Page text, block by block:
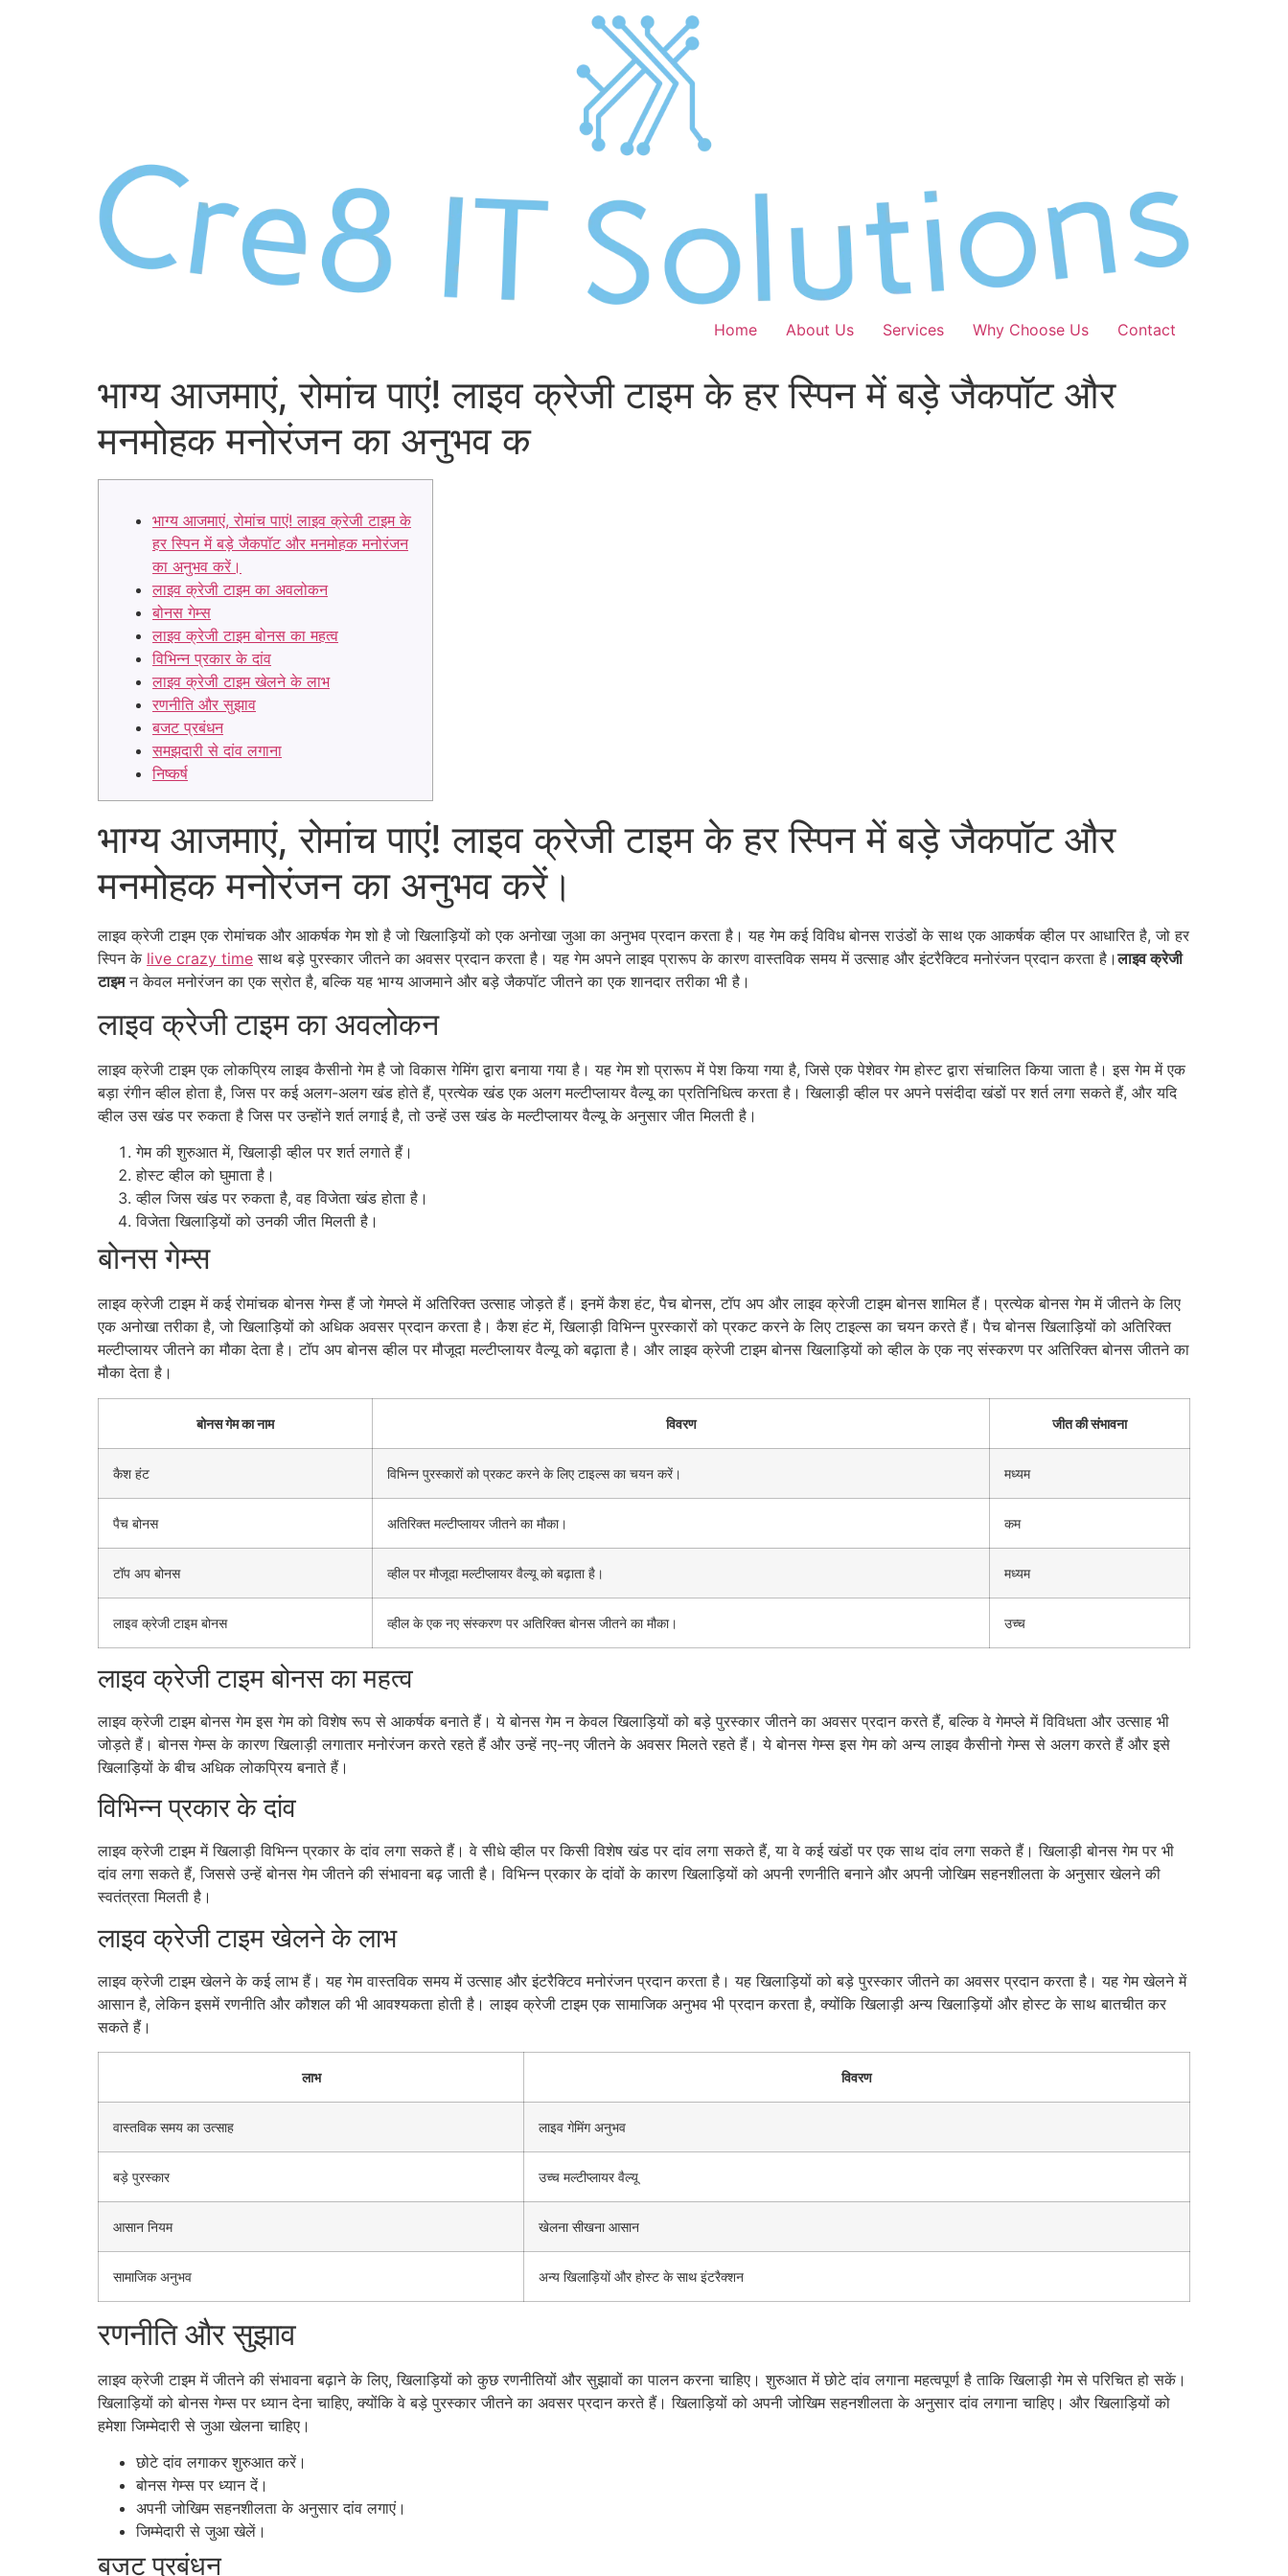
Home About Us Services Why Choose Us Contact
भाग्य आजमाएं, रोमांच पाएं! लाइव क्रेजी टाइम के हर स्पिन में बड़े जैकपॉट और
मनमोहक मनोरंजन का अनुभव क
भाग्य आजमाएं, रोमांच पाएं! लाइव क्रेजी टाइम के
हर स्पिन में बड़े जैकपॉट और मनमोहक मनोरंजन
का अनुभव करें।
लाइव क्रेजी टाइम का अवलोकन
बोनस गेम्स
लाइव क्रेजी टाइम बोनस का महत्व
विभिन्न प्रकार के दांव
लाइव क्रेजी टाइम खेलने के लाभ
रणनीति और सुझाव
बजट प्रबंधन
समझदारी से दांव लगाना
निष्कर्ष
भाग्य आजमाएं, रोमांच पाएं! लाइव क्रेजी टाइम के हर स्पिन में बड़े जैकपॉट और
मनमोहक मनोरंजन का अनुभव करें।
लाइव क्रेजी टाइम एक रोमांचक और आकर्षक गेम शो है जो खिलाड़ियों को एक अनोखा जुआ का अनुभव प्रदान करता है। यह गेम कई विविध बोनस राउंडों के साथ एक आकर्षक व्हील पर आधारित है, जो हर
स्पिन के live crazy time साथ बड़े पुरस्कार जीतने का अवसर प्रदान करता है। यह गेम अपने लाइव प्रारूप के कारण वास्तविक समय में उत्साह और इंटरैक्टिव मनोरंजन प्रदान करता है।लाइव क्रेजी
टाइमन केवल मनोरंजन का एक स्रोत है, बल्कि यह भाग्य आजमाने और बड़े जैकपॉट जीतने का एक शानदार तरीका भी है।
लाइव क्रेजी टाइम का अवलोकन
लाइव क्रेजी टाइम एक लोकप्रिय लाइव कैसीनो गेम है जो विकास गेमिंग द्वारा बनाया गया है। यह गेम शो प्रारूप में पेश किया गया है, जिसे एक पेशेवर गेम होस्ट द्वारा संचालित किया जाता है। इस गेम में एक
बड़ा रंगीन व्हील होता है, जिस पर कई अलग-अलग खंड होते हैं, प्रत्येक खंड एक अलग मल्टीप्लायर वैल्यू का प्रतिनिधित्व करता है। खिलाड़ी व्हील पर अपने पसंदीदा खंडों पर शर्त लगा सकते हैं, और यदि
व्हील उस खंड पर रुकता है जिस पर उन्होंने शर्त लगाई है, तो उन्हें उस खंड के मल्टीप्लायर वैल्यू के अनुसार जीत मिलती है।
गेम की शुरुआत में, खिलाड़ी व्हील पर शर्त लगाते हैं।
होस्ट व्हील को घुमाता है।
व्हील जिस खंड पर रुकता है, वह विजेता खंड होता है।
विजेता खिलाड़ियों को उनकी जीत मिलती है।
बोनस गेम्स
लाइव क्रेजी टाइम में कई रोमांचक बोनस गेम्स हैं जो गेमप्ले में अतिरिक्त उत्साह जोड़ते हैं। इनमें कैश हंट, पैच बोनस, टॉप अप और लाइव क्रेजी टाइम बोनस शामिल हैं। प्रत्येक बोनस गेम में जीतने के लिए
एक अनोखा तरीका है, जो खिलाड़ियों को अधिक अवसर प्रदान करता है। कैश हंट में, खिलाड़ी विभिन्न पुरस्कारों को प्रकट करने के लिए टाइल्स का चयन करते हैं। पैच बोनस खिलाड़ियों को अतिरिक्त
मल्टीप्लायर जीतने का मौका देता है। टॉप अप बोनस व्हील पर मौजूदा मल्टीप्लायर वैल्यू को बढ़ाता है। और लाइव क्रेजी टाइम बोनस खिलाड़ियों को व्हील के एक नए संस्करण पर अतिरिक्त बोनस जीतने का
मौका देता है।
बोनस गेम का नाम विवरण जीत की संभावना
कैश हंट विभिन्न पुरस्कारों को प्रकट करने के लिए टाइल्स का चयन करें। मध्यम
पैच बोनस अतिरिक्त मल्टीप्लायर जीतने का मौका। कम
टॉप अप बोनस व्हील पर मौजूदा मल्टीप्लायर वैल्यू को बढ़ाता है। मध्यम
लाइव क्रेजी टाइम बोनस व्हील के एक नए संस्करण पर अतिरिक्त बोनस जीतने का मौका। उच्च
लाइव क्रेजी टाइम बोनस का महत्व
लाइव क्रेजी टाइम बोनस गेम इस गेम को विशेष रूप से आकर्षक बनाते हैं। ये बोनस गेम न केवल खिलाड़ियों को बड़े पुरस्कार जीतने का अवसर प्रदान करते हैं, बल्कि वे गेमप्ले में विविधता और उत्साह भी
जोड़ते हैं। बोनस गेम्स के कारण खिलाड़ी लगातार मनोरंजन करते रहते हैं और उन्हें नए-नए जीतने के अवसर मिलते रहते हैं। ये बोनस गेम्स इस गेम को अन्य लाइव कैसीनो गेम्स से अलग करते हैं और इसे
खिलाड़ियों के बीच अधिक लोकप्रिय बनाते हैं।
विभिन्न प्रकार के दांव
लाइव क्रेजी टाइम में खिलाड़ी विभिन्न प्रकार के दांव लगा सकते हैं। वे सीधे व्हील पर किसी विशेष खंड पर दांव लगा सकते हैं, या वे कई खंडों पर एक साथ दांव लगा सकते हैं। खिलाड़ी बोनस गेम पर भी
दांव लगा सकते हैं, जिससे उन्हें बोनस गेम जीतने की संभावना बढ़ जाती है। विभिन्न प्रकार के दांवों के कारण खिलाड़ियों को अपनी रणनीति बनाने और अपनी जोखिम सहनशीलता के अनुसार खेलने की
स्वतंत्रता मिलती है।
लाइव क्रेजी टाइम खेलने के लाभ
लाइव क्रेजी टाइम खेलने के कई लाभ हैं। यह गेम वास्तविक समय में उत्साह और इंटरैक्टिव मनोरंजन प्रदान करता है। यह खिलाड़ियों को बड़े पुरस्कार जीतने का अवसर प्रदान करता है। यह गेम खेलने में
आसान है, लेकिन इसमें रणनीति और कौशल की भी आवश्यकता होती है। लाइव क्रेजी टाइम एक सामाजिक अनुभव भी प्रदान करता है, क्योंकि खिलाड़ी अन्य खिलाड़ियों और होस्ट के साथ बातचीत कर
सकते हैं।
लाभ विवरण
वास्तविक समय का उत्साह लाइव गेमिंग अनुभव
बड़े पुरस्कार उच्च मल्टीप्लायर वैल्यू
आसान नियम खेलना सीखना आसान
सामाजिक अनुभव अन्य खिलाड़ियों और होस्ट के साथ इंटरैक्शन
रणनीति और सुझाव
लाइव क्रेजी टाइम में जीतने की संभावना बढ़ाने के लिए, खिलाड़ियों को कुछ रणनीतियों और सुझावों का पालन करना चाहिए। शुरुआत में छोटे दांव लगाना महत्वपूर्ण है ताकि खिलाड़ी गेम से परिचित हो सकें।
खिलाड़ियों को बोनस गेम्स पर ध्यान देना चाहिए, क्योंकि वे बड़े पुरस्कार जीतने का अवसर प्रदान करते हैं। खिलाड़ियों को अपनी जोखिम सहनशीलता के अनुसार दांव लगाना चाहिए। और खिलाड़ियों को
हमेशा जिम्मेदारी से जुआ खेलना चाहिए।
छोटे दांव लगाकर शुरुआत करें।
बोनस गेम्स पर ध्यान दें।
अपनी जोखिम सहनशीलता के अनुसार दांव लगाएं।
जिम्मेदारी से जुआ खेलें।
बजट प्रबंधन